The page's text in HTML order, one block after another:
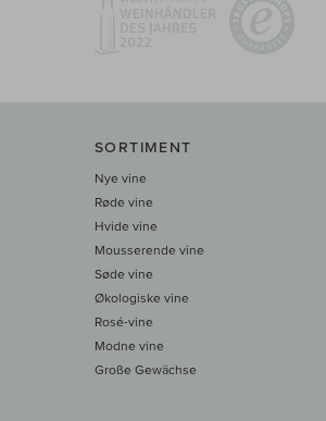
SORTIMENT
Nye vine
Røde vine
Hvide vine
Mousserende vine
Søde vine
Økologiske vine
Rosé-vine
Modne vine
Große Gewächse